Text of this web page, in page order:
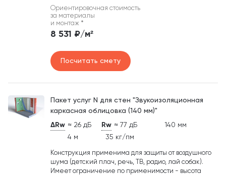
Ориентировочная стоимость
за материалы
и монтаж *
8 531 ₽/м²
Посчитать смету
Пакет услуг N для стен "Звукоизоляционная
каркасная облицовка (140 мм)"
ΔRw ≈ 26 дБ Rw ≈ 77 дБ
140 мм
4 м
35 кг/пм
Конструкция применима для защиты от воздушного
шума (детский плач, речь, ТВ, радио, лай собак).
Имеет ограничение по применимости - высота